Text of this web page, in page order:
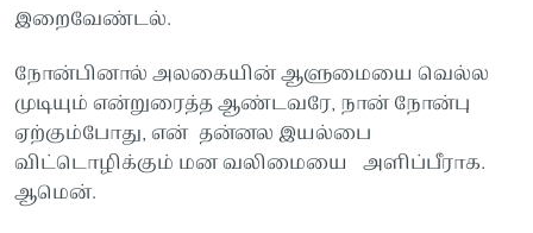
இறைவேண்டல்.
நோன்பினால் அலகையின் ஆளுமையை வெல்ல
முடியும் என்றுரைத்த ஆண்டவரே, நான் நோன்பு
ஏற்கும்போது, என் தன்னல இயல்பை
விட்டொழிக்கும் மன வலிமையை அளிப்பீராக.
ஆமென்.